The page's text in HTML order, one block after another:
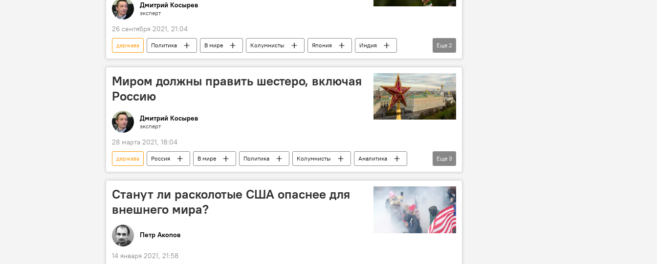
Дмитрий Косырев
эксперт
26 сентября 2021, 21:04
держава Политика В мире Колумнисты Япония
Индия
история
дипломатия
Еще 2
Миром должны править шестеро, включая
Россию
Дмитрий Косырев
эксперт
28 марта 2021, 18:04
держава Россия В мире Политика Колумнисты
Аналитика
Мнение
Китай США
Еще 3
Станут ли расколотые США опаснее для
внешнего мира?
Петр Акопов
14 января 2021, 21:58